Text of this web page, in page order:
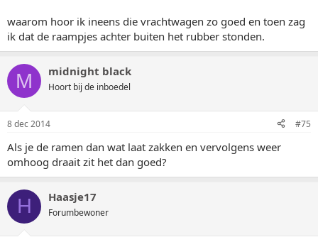
waarom hoor ik ineens die vrachtwagen zo goed en toen zag
ik dat de raampjes achter buiten het rubber stonden.
M midnight black
Hoort bij de inboedel
8 dec 2014 #75
Als je de ramen dan wat laat zakken en vervolgens weer
omhoog draait zit het dan goed?
H Haasje17
Forumbewoner